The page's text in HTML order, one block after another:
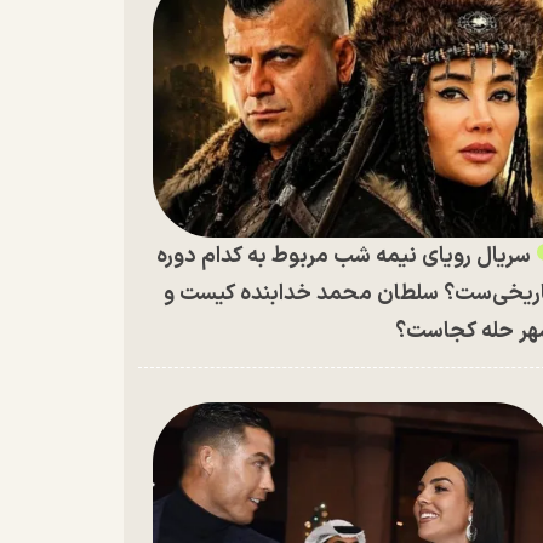
سریال رویای نیمه شب مربوط به کدام دوره
سلطان محمد خدابنده کیست و
حله کجاست؟